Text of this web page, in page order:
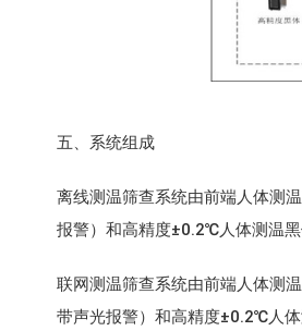
五、系统组成
离线测温筛查系统由前端人体测
报警）和高精度±0.2℃人体测温黑
联网测温筛查系统由前端人体测
带声光报警）和高精度±0.2℃人